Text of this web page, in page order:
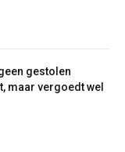
gestolen
maar vergoedt wel